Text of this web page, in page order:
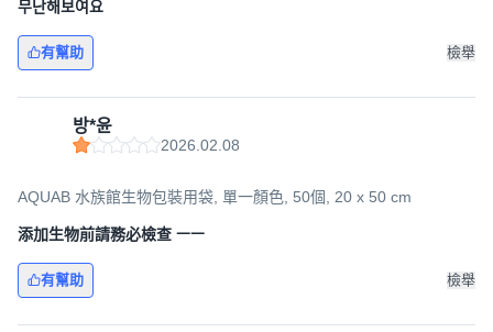
무난해보여요
有幫助 檢舉
방*윤
2026.02.08
AQUAB 水族館生物包裝用袋, 單一顏色, 50個, 20 x 50 cm
添加生物前請務必檢查 ㅡㅡ
有幫助 檢舉